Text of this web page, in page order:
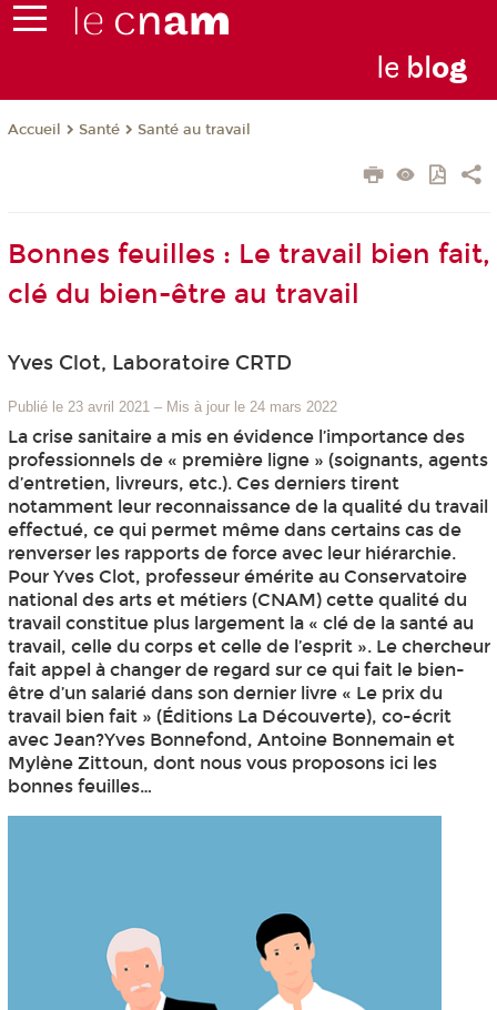
le blog
Accueil Santé Santé au travail
Bonnes feuilles : Le travail bien fait,
clé du bien-être au travail
Yves Clot, Laboratoire CRTD
Publié le 23 avril 2021 – Mis à jour le 24 mars 2022
La crise sanitaire a mis en évidence l’importance des
professionnels de « première ligne » (soignants, agents
d’entretien, livreurs, etc.). Ces derniers tirent
notamment leur reconnaissance de la qualité du travail
effectué, ce qui permet même dans certains cas de
renverser les rapports de force avec leur hiérarchie.
Pour Yves Clot, professeur émérite au Conservatoire
national des arts et métiers (CNAM) cette qualité du
travail constitue plus largement la « clé de la santé au
travail, celle du corps et celle de l’esprit ». Le chercheur
fait appel à changer de regard sur ce qui fait le bien-
être d’un salarié dans son dernier livre « Le prix du
travail bien fait » (Éditions La Découverte), co-écrit
avec Jean?Yves Bonnefond, Antoine Bonnemain et
Mylène Zittoun, dont nous vous proposons ici les
bonnes feuilles…